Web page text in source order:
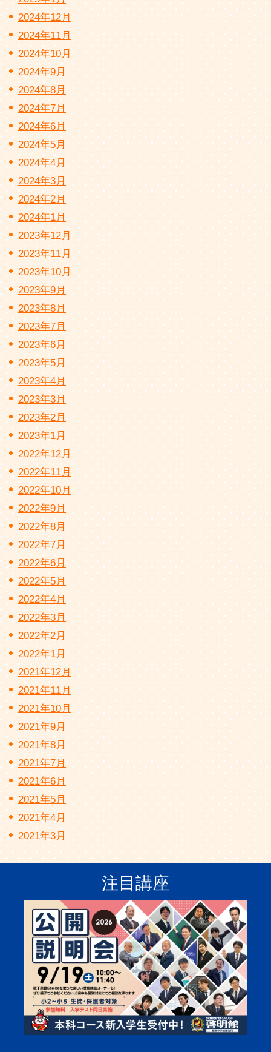
2024年12月
2024年11月
2024年10月
2024年9月
2024年8月
2024年7月
2024年6月
2024年5月
2024年4月
2024年3月
2024年2月
2024年1月
2023年12月
2023年11月
2023年10月
2023年9月
2023年8月
2023年7月
2023年6月
2023年5月
2023年4月
2023年3月
2023年2月
2023年1月
2022年12月
2022年11月
2022年10月
2022年9月
2022年8月
2022年7月
2022年6月
2022年5月
2022年4月
2022年3月
2022年2月
2022年1月
2021年12月
2021年11月
2021年10月
2021年9月
2021年8月
2021年7月
2021年6月
2021年5月
2021年4月
2021年3月
注目講座